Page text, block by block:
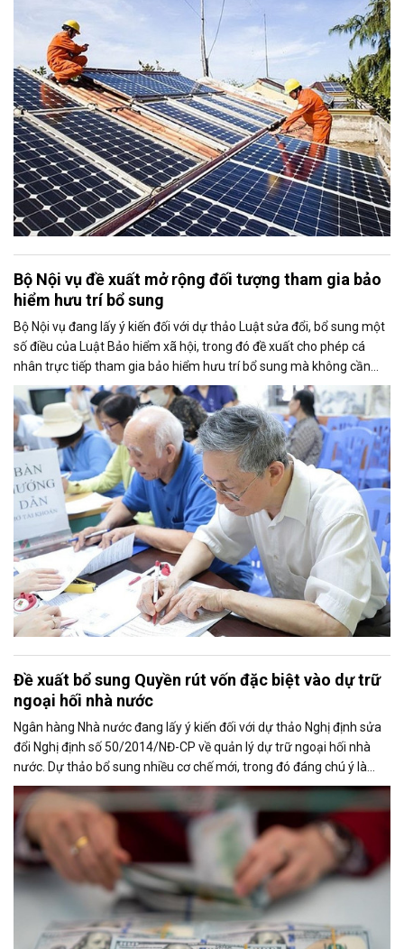
đó nâng tỷ lệ sản lượng điện dư được phép giao dịch từ 20% lên tối
đa 50%, tạo thêm động lực cho người dân và doanh nghiệp đầu tư
vào nguồn điện sạch.
Bộ Nội vụ đề xuất mở rộng đối tượng tham gia bảo
hiểm hưu trí bổ sung
Bộ Nội vụ đang lấy ý kiến đối với dự thảo Luật sửa đổi, bổ sung một
số điều của Luật Bảo hiểm xã hội, trong đó đề xuất cho phép cá
nhân trực tiếp tham gia bảo hiểm hưu trí bổ sung mà không cần
thông qua người sử dụng lao động. Dự thảo cũng điều chỉnh cách
tính thời gian đóng bảo hiểm xã hội nhằm bảo đảm quyền lợi cho
người tham gia.
Đề xuất bổ sung Quyền rút vốn đặc biệt vào dự trữ
ngoại hối nhà nước
Ngân hàng Nhà nước đang lấy ý kiến đối với dự thảo Nghị định sửa
đổi Nghị định số 50/2014/NĐ-CP về quản lý dự trữ ngoại hối nhà
nước. Dự thảo bổ sung nhiều cơ chế mới, trong đó đáng chú ý là
việc đưa Quyền rút vốn đặc biệt (SDR) của Quỹ Tiền tệ Quốc tế
(IMF) vào nguồn hình thành dự trữ ngoại hối quốc gia.